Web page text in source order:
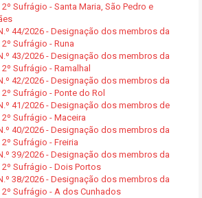
Sufrágio - Santa Maria, São Pedro e
44/2026 - Designação dos membros da
Sufrágio - Runa
43/2026 - Designação dos membros da
Sufrágio - Ramalhal
42/2026 - Designação dos membros da
Sufrágio - Ponte do Rol
41/2026 - Designação dos membros de
2º Sufrágio - Maceira
40/2026 - Designação dos membros da
Sufrágio - Freiria
39/2026 - Designação dos membros da
2º Sufrágio - Dois Portos
38/2026 - Designação dos membros da
2º Sufrágio - A dos Cunhados